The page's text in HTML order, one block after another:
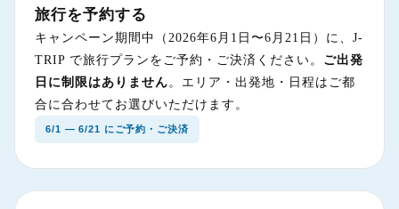
旅行を予約する
キャンペーン期間中（2026年6月1日〜6月21日）に、J-
TRIP で旅行プランをご予約・ご決済ください。 ご出発
日に制限はありません。エリア・出発地・日程はご都
合に合わせてお選びいただけます。
6/1 — 6/21 にご予約・ご決済